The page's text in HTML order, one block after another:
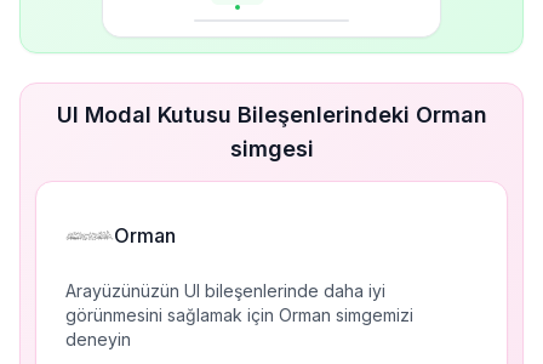
UI Modal Kutusu Bileşenlerindeki Orman
simgesi
Orman
Arayüzünüzün UI bileşenlerinde daha iyi
görünmesini sağlamak için Orman simgemizi
deneyin